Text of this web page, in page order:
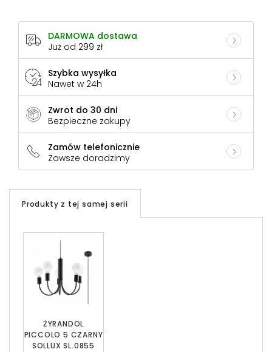
DARMOWA dostawa
Już od 299 zł
Szybka wysyłka
Nawet w 24h
Zwrot do 30 dni
Bezpieczne zakupy
Zamów telefonicznie
Zawsze doradzimy
Produkty z tej samej serii
ŻYRANDOL
PICCOLO 5 CZARNY
SOLLUX SL.0855